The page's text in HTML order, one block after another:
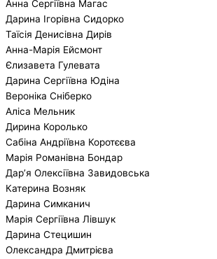
Анна Сергіївна Магас
Дарина Ігорівна Сидорко
Таїсія Денисівна Дирів
Анна-Марія Ейсмонт
Єлизавета Гулевата
Дарина Сергіївна Юдіна
Вероніка Сніберко
Аліса Мельник
Дирина Королько
Сабіна Андріївна Коротєєва
Марія Романівна Бондар
Дар’я Олексіївна Завидовська
Катерина Возняк
Дарина Симканич
Марія Сергіївна Лівшук
Дарина Стецишин
Олександра Дмитрієва